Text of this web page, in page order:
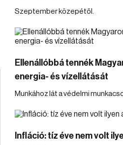
Szeptember közepétől.
Ellenállóbbá tennék
energia- és vízellátását
Munkához lát a védelmi
Infláció: tíz éve nem volt